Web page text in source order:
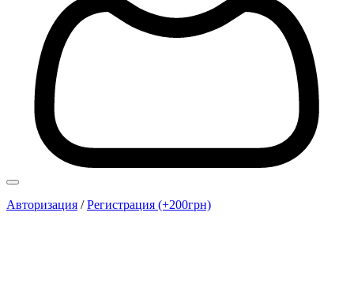
Авторизация /Регистрация (+200грн)